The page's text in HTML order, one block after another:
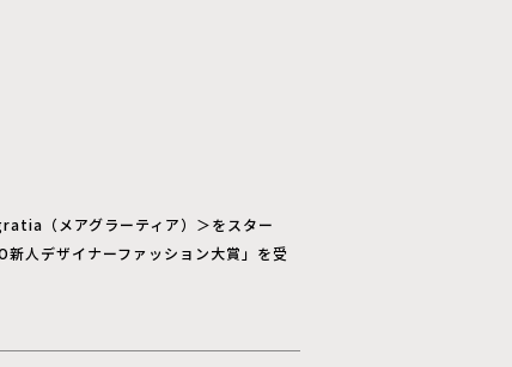
（メアグラーティア）＞をスター
人デザイナーファッション大賞」を受